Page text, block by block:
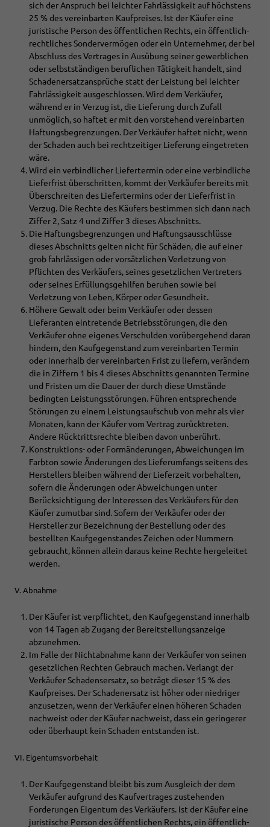
sich der Anspruch bei leichter Fahrlässigkeit auf höchstens
25 % des vereinbarten Kaufpreises. Ist der Käufer eine
juristische Person des öffentlichen Rechts, ein öffentlich-
rechtliches Sondervermögen oder ein Unternehmer, der bei
Abschluss des Vertrages in Ausübung seiner gewerblichen
oder selbstständigen beruflichen Tätigkeit handelt, sind
Schadenersatzansprüche statt der Leistung bei leichter
Fahrlässigkeit ausgeschlossen. Wird dem Verkäufer,
während er in Verzug ist, die Lieferung durch Zufall
unmöglich, so haftet er mit den vorstehend vereinbarten
Haftungsbegrenzungen. Der Verkäufer haftet nicht, wenn
der Schaden auch bei rechtzeitiger Lieferung eingetreten
wäre.
Wird ein verbindlicher Liefertermin oder eine verbindliche
Lieferfrist überschritten, kommt der Verkäufer bereits mit
Überschreiten des Liefertermins oder der Lieferfrist in
Verzug. Die Rechte des Käufers bestimmen sich dann nach
Ziffer 2, Satz 4 und Ziffer 3 dieses Abschnitts.
Die Haftungsbegrenzungen und Haftungsausschlüsse
dieses Abschnitts gelten nicht für Schäden, die auf einer
grob fahrlässigen oder vorsätzlichen Verletzung von
Pflichten des Verkäufers, seines gesetzlichen Vertreters
oder seines Erfüllungsgehilfen beruhen sowie bei
Verletzung von Leben, Körper oder Gesundheit.
Höhere Gewalt oder beim Verkäufer oder dessen
Lieferanten eintretende Betriebsstörungen, die den
Verkäufer ohne eigenes Verschulden vorübergehend daran
hindern, den Kaufgegenstand zum vereinbarten Termin
oder innerhalb der vereinbarten Frist zu liefern, verändern
die in Ziffern 1 bis 4 dieses Abschnitts genannten Termine
und Fristen um die Dauer der durch diese Umstände
bedingten Leistungsstörungen. Führen entsprechende
Störungen zu einem Leistungsaufschub von mehr als vier
Monaten, kann der Käufer vom Vertrag zurücktreten.
Andere Rücktrittsrechte bleiben davon unberührt.
Konstruktions- oder Formänderungen, Abweichungen im
Farbton sowie Änderungen des Lieferumfangs seitens des
Herstellers bleiben während der Lieferzeit vorbehalten,
sofern die Änderungen oder Abweichungen unter
Berücksichtigung der Interessen des Verkäufers für den
Käufer zumutbar sind. Sofern der Verkäufer oder der
Hersteller zur Bezeichnung der Bestellung oder des
bestellten Kaufgegenstandes Zeichen oder Nummern
gebraucht, können allein daraus keine Rechte hergeleitet
werden.
V. Abnahme
Der Käufer ist verpflichtet, den Kaufgegenstand innerhalb
von 14 Tagen ab Zugang der Bereitstellungsanzeige
abzunehmen.
Im Falle der Nichtabnahme kann der Verkäufer von seinen
gesetzlichen Rechten Gebrauch machen. Verlangt der
Verkäufer Schadensersatz, so beträgt dieser 15 % des
Kaufpreises. Der Schadenersatz ist höher oder niedriger
anzusetzen, wenn der Verkäufer einen höheren Schaden
nachweist oder der Käufer nachweist, dass ein geringerer
oder überhaupt kein Schaden entstanden ist.
VI. Eigentumsvorbehalt
Der Kaufgegenstand bleibt bis zum Ausgleich der dem
Verkäufer aufgrund des Kaufvertrages zustehenden
Forderungen Eigentum des Verkäufers. Ist der Käufer eine
juristische Person des öffentlichen Rechts, ein öffentlich-